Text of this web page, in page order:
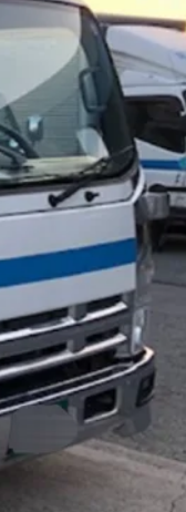
トレーラ